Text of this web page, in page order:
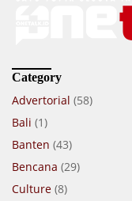
Category
Advertorial (58)
Bali (1)
Banten (43)
Bencana (29)
Culture (8)